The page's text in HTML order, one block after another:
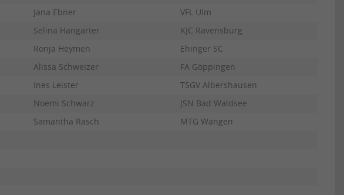
Jana Ebner
VFL Ulm
Selina Hangarter
KJC Ravensburg
Ronja Heymen
Ehinger SC
Alissa Schweizer
FA Göppingen
Ines Leister
TSGV Albershausen
Noemi Schwarz
JSN Bad Waldsee
Samantha Rasch
MTG Wangen